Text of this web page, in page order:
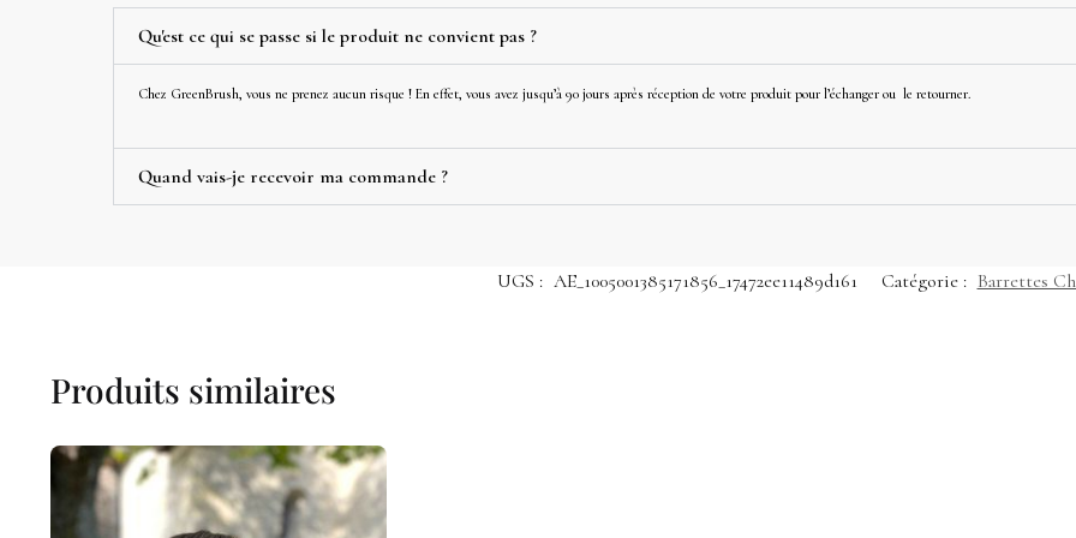
Qu'est ce qui se passe si le produit ne convient pas ?
Chez GreenBrush, vous ne prenez aucun risque ! En effet, vous avez jusqu’à 90 jours après réception de votre produit pour l’échanger ou le retourner.
Quand vais-je recevoir ma commande ?
UGS : AE_1005001385171856_17472ee11489d161 Catégorie : Barrettes
Produits similaires